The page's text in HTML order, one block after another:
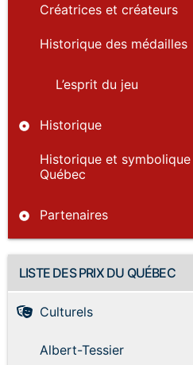
Créatrices et créateurs
Historique des médailles
L’esprit du jeu
Historique
Historique et
Québec
Partenaires
LISTE DES PRIX DU QUÉBEC
Culturels
Albert-Tessier